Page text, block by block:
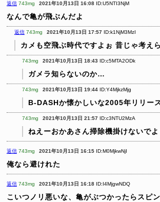
返信 743mg 2021年10月13日 16:08 ID:U5NTI3NjM
なんで亀が飛ぶんだよ
返信 743mg 2021年10月13日 17:57 ID:k1NjM3MzI
カメも空飛ぶ時代ですよぉ 昔じゃ考え
743mg 2021年10月13日 18:43 ID:c5MTA2ODk
ガメラ知らないのか…
743mg 2021年10月13日 19:44 ID:Y4MjkzMjg
B-DASHか懐かしいな2005年リリー
743mg 2021年10月13日 21:57 ID:c3NTU2MzA
ねえーおかあさん掃除機掛けないで
返信 743mg 2021年10月13日 16:15 ID:M0MjkwNjI
俺なら避けれた
返信 743mg 2021年10月13日 16:18 ID:I4MjgwNDQ
こいつノリ悪いな、亀がぶつかったらスピ